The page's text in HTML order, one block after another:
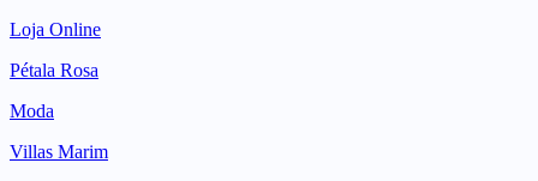
Loja Online
Pétala Rosa
Moda
Villas Marim